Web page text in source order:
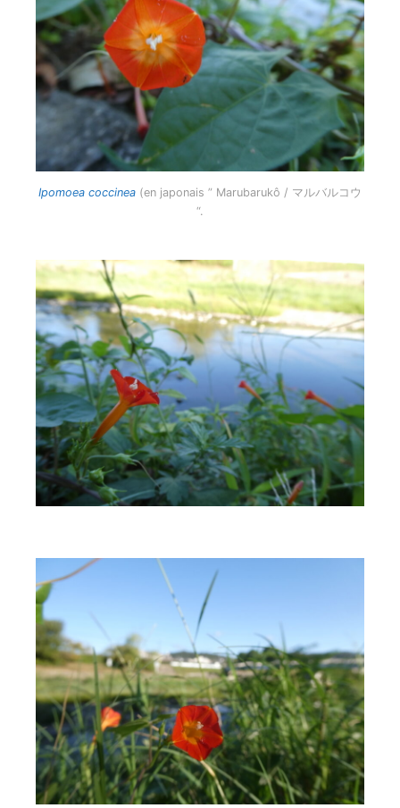
Ipomoea coccinea (en japonais ” Marubarukô / マルバルコウ
“.